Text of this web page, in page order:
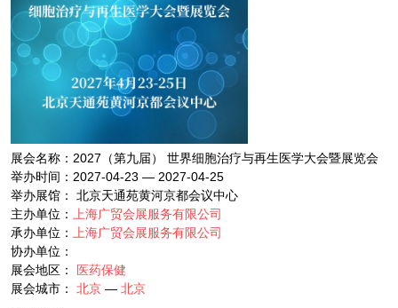
展会名称：2027（第九届） 世界细胞治疗与再生医学大会暨展览会
举办时间：2027-04-23 — 2027-04-25
举办展馆： 北京天通苑黄河京都会议中心
主办单位：
上海广贸会展服务有限公司
承办单位：
上海广贸会展服务有限公司
协办单位：
展会地区：
医药保健
展会城市： 北京 — 北京